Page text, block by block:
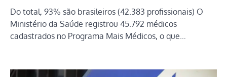
Do total, 93% são brasileiros (42.383 profissionais) O
Ministério da Saúde registrou 45.792 médicos
cadastrados no Programa Mais Médicos, o que…